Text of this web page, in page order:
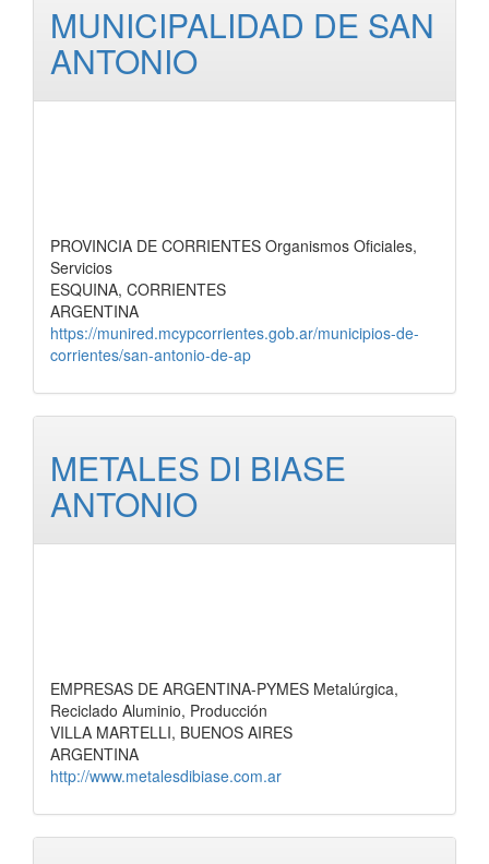
MUNICIPALIDAD DE SAN
ANTONIO
PROVINCIA DE CORRIENTES Organismos Oficiales,
Servicios
ESQUINA, CORRIENTES
ARGENTINA
https://munired.mcypcorrientes.gob.ar/municipios-de-
corrientes/san-antonio-de-ap
METALES DI BIASE
ANTONIO
EMPRESAS DE ARGENTINA-PYMES Metalúrgica,
Reciclado Aluminio, Producción
VILLA MARTELLI, BUENOS AIRES
ARGENTINA
http://www.metalesdibiase.com.ar